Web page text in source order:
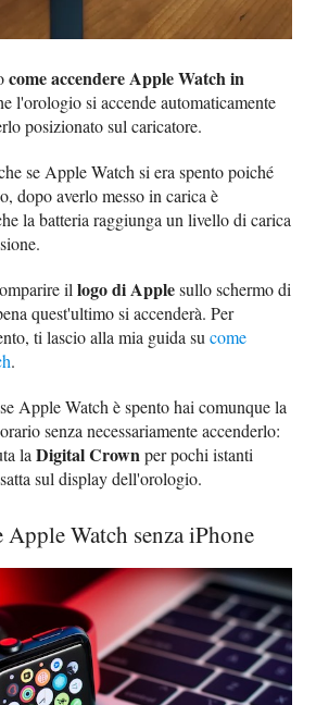
come accendere Apple Watch in
l'orologio si accende automaticamente
posizionato sul caricatore.
se Apple Watch si era spento poiché
dopo averlo messo in carica è
la batteria raggiunga un livello di carica
illogo di Applesullo schermo di
quest'ultimo si accenderà. Per
ti lascio alla mia guida sucome
.
Apple Watch è spento hai comunque la
senza necessariamente accenderlo:
laDigital Crownper pochi istanti
sul display dell'orologio.
Apple Watch senza iPhone